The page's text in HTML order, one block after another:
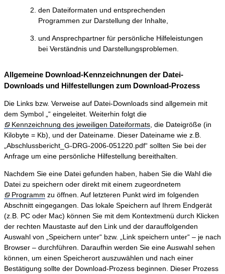
den Dateiformaten und entsprechenden
Programmen zur Darstellung der Inhalte,
und Ansprechpartner für persönliche Hilfeleistungen
bei Verständnis und Darstellungsproblemen.
Allgemeine Download-Kennzeichnungen der Datei-
Downloads und Hilfestellungen zum Download-Prozess
Die Links bzw. Verweise auf Datei-Downloads sind allgemein mit
dem Symbol „“ eingeleitet. Weiterhin folgt die
Kennzeichnung des jeweiligen Dateiformats , die Dateigröße (in
Kilobyte = Kb), und der Dateiname. Dieser Dateiname wie z.B.
„Abschlussbericht_G-DRG-2006-051220.pdf“ sollten Sie bei der
Anfrage um eine persönliche Hilfestellung bereithalten.
Nachdem Sie eine Datei gefunden haben, haben Sie die Wahl die
Datei zu speichern oder direkt mit einem zugeordnetem
Programm zu öffnen. Auf letzteren Punkt wird im folgenden
Abschnitt eingegangen. Das lokale Speichern auf Ihrem Endgerät
(z.B. PC oder Mac) können Sie mit dem Kontextmenü durch Klicken
der rechten Maustaste auf den Link und der darauffolgenden
Auswahl von „Speichern unter“ bzw. „Link speichern unter“ – je nach
Browser – durchführen. Daraufhin werden Sie eine Auswahl sehen
können, um einen Speicherort auszuwählen und nach einer
Bestätigung sollte der Download-Prozess beginnen. Dieser Prozess